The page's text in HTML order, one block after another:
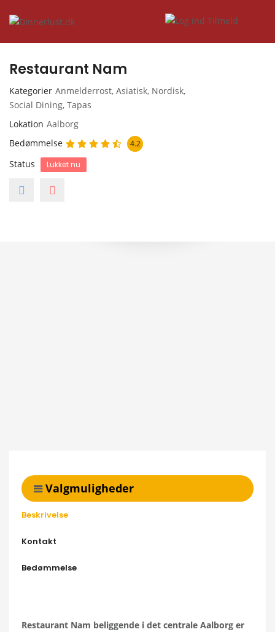
Restaurant Nam
Kategorier Anmelderrost, Asiatisk, Nordisk,
Social Dining, Tapas
Lokation Aalborg
Bedømmelse
4.2
Status Lukket nu
Valgmuligheder
Beskrivelse
Kontakt
Bedømmelse
Restaurant Nam beliggende i det centrale Aalborg er